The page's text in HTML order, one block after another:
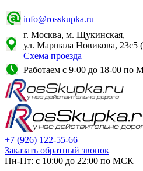
info@rosskupka.ru
г. Москва, м. Щукинская,
ул. Маршала Новикова, 23с5
Схема проезда
Работаем с 9-00 до 18-00 по
+7 (926) 122-55-66
Заказать обратный звонок
Пн-Пт: с 10:00 до 22:00 по МСК